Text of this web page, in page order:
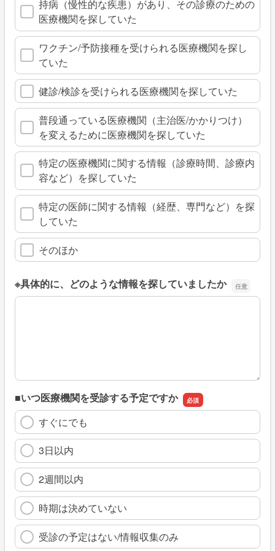
持病（慢性的な疾患）があり、その診療のための
医療機関を探していた
ワクチン/予防接種を受けられる医療機関を探し
ていた
健診/検診を受けられる医療機関を探していた
普段通っている医療機関（主治医/かかりつけ）
を変えるために医療機関を探していた
特定の医療機関に関する情報（診療時間、診療内
容など）を探していた
特定の医師に関する情報（経歴、専門など）を探
していた
そのほか
※具体的に、どのような情報を探していましたか
※具体的に、どのような情報を探していましたか
■いつ医療機関を受診する予定ですか
すぐにでも
3日以内
2週間以内
時期は決めていない
受診の予定はない/情報収集のみ